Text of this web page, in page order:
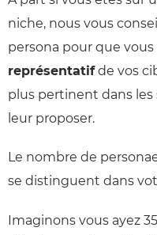
niche, nous vous
persona pour que vous
représentatifde vos
plus pertinent dans
leur proposer.
Le nombre de
se distinguent dans
Imaginons vous ayez